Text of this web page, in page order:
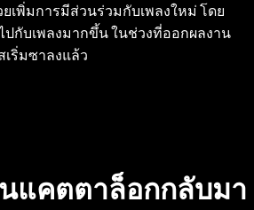
เพิ่มการมีส่วนร่วมกับเพลงใหม่ โดย
กับเพลงมากขึ้น ในช่วงที่ออกผลงาน
ริ่มซาลงแล้ว
แคตตาล็อกกลับมา